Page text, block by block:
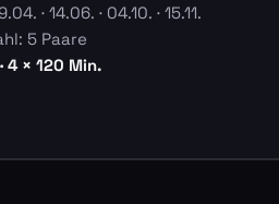
· 14.06. · 04.10. · 15.11.
5 Paare
4 × 120 Min.